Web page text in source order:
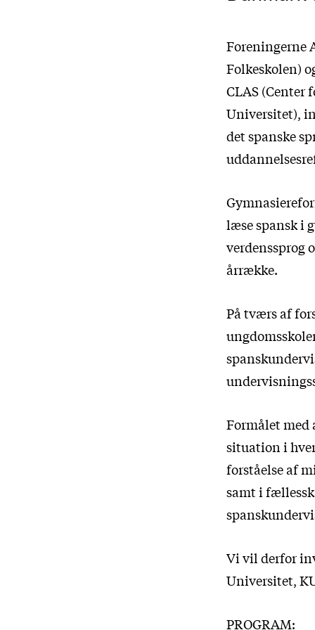
Foreningerne
Folkeskolen)
CLAS (Center
Universitet),
det spanske
læse spansk i
verdenssprog
årrække.
På tværs af
Formålet med
situation i
forståelse af
samt i
Vi vil derfor
Universitet,
PROGRAM: